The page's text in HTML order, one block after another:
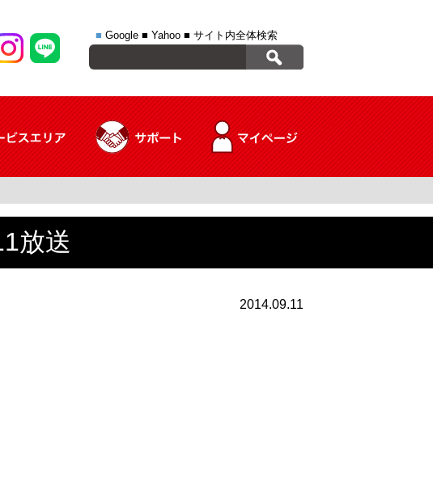
■ Google ■ Yahoo ■ サイト内全体検索
放送
2014.09.11